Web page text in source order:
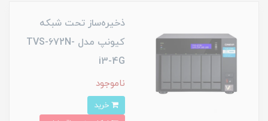
ذخیره‌ساز تحت شبکه
کیونپ مدل TVS-672N-
i3-4G
ناموجود